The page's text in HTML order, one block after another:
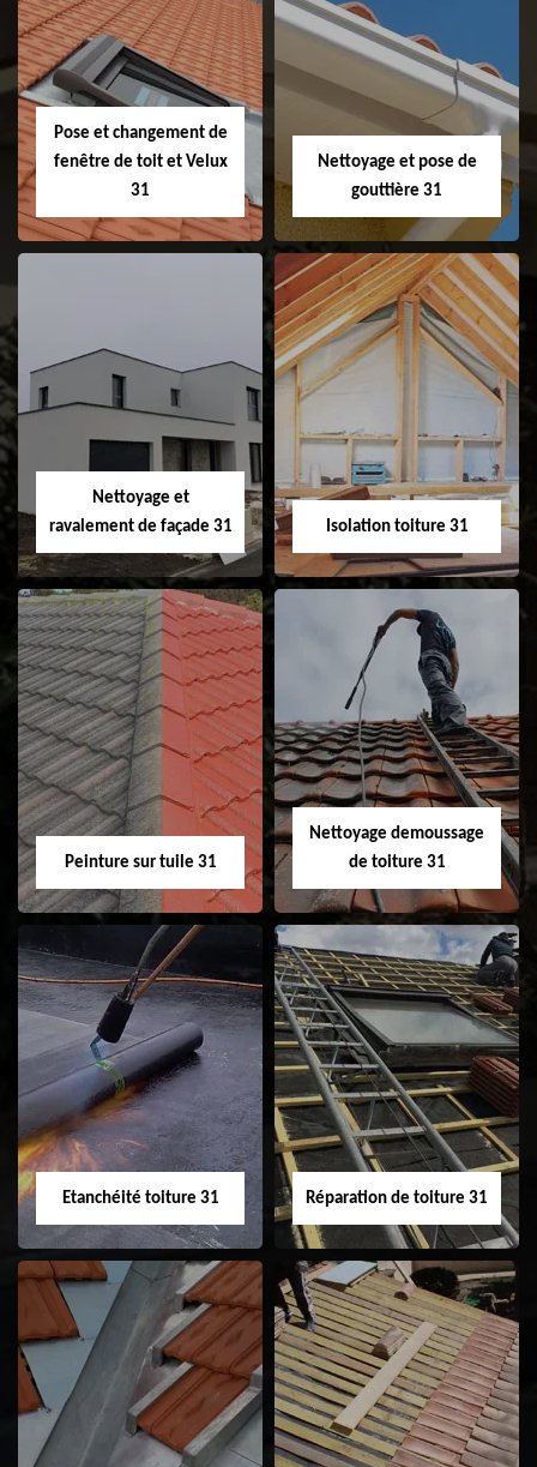
Couvreur 31
Etanchéité de
faitage et faitière
31
Pose et changement de
fenêtre de toit et Velux
31
Pose et
changement de
fenêtre de toit et
Velux 31
Nettoyage et pose de
gouttière 31
Nettoyage et pose
Nettoyage et
ravalement de façade 31
Nettoyage et
ravalement de
façade 31
Isolation toiture 31
Isolation toiture 31
Peinture sur tuile 31
Peinture sur tuile
31
Nettoyage demoussage
de toiture 31
Nettoyage
demoussage de
toiture 31
Etanchéité toiture 31
Etanchéité toiture
31
Réparation de toiture 31
Réparation de
toiture 31